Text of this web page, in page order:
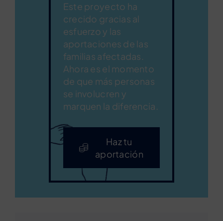
Este proyecto ha
crecido gracias al
esfuerzo y las
aportaciones de las
familias afectadas.
Ahora es el momento
de que más personas
se involucren y
marquen la diferencia.
Haz tu
aportación